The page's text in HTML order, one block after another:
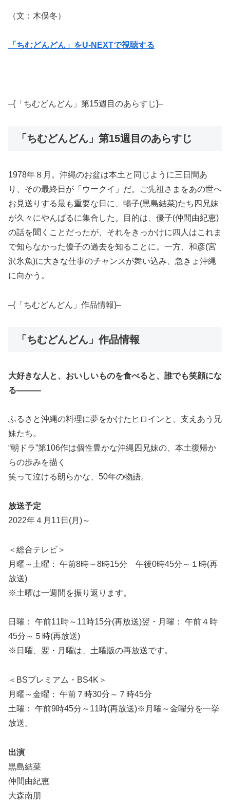
（文：木俣冬）
「ちむどんどん」をU-NEXTで視聴する
–{「ちむどんどん」第15週目のあらすじ}–
「ちむどんどん」第15週目のあらすじ
1978年８月。沖縄のお盆は本土と同じように三日間あ
り、その最終日が「ウークイ」だ。ご先祖さまをあの世へ
お見送りする最も重要な日に、暢子(黒島結菜)たち四兄妹
が久々にやんばるに集合した。目的は、優子(仲間由紀恵)
の話を聞くことだったが、それをきっかけに四人はこれま
で知らなかった優子の過去を知ることに。一方、和彦(宮
沢氷魚)に大きな仕事のチャンスが舞い込み、急きょ沖縄
に向かう。
–{「ちむどんどん」作品情報}–
「ちむどんどん」作品情報
大好きな人と、おいしいものを食べると、誰でも笑顔にな
る―――
ふるさと沖縄の料理に夢をかけたヒロインと、支えあう兄
妹たち。
“朝ドラ”第106作は個性豊かな沖縄四兄妹の、本土復帰か
らの歩みを描く
笑って泣ける朗らかな、50年の物語。
放送予定
2022年４月11日(月)～
＜総合テレビ＞
月曜～土曜： 午前8時～8時15分 午後0時45分～１時(再
放送)
※土曜は一週間を振り返ります。
日曜： 午前11時～11時15分(再放送)翌・月曜： 午前４時
45分～５時(再放送)
※日曜、翌・月曜は、土曜版の再放送です。
＜BSプレミアム・BS4K＞
月曜～金曜： 午前７時30分～７時45分
土曜： 午前9時45分～11時(再放送)※月曜～金曜分を一挙
放送。
出演
黒島結菜
仲間由紀恵
大森南朋